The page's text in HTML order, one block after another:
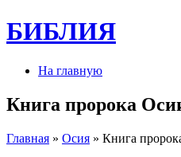
БИБЛИЯ
На главную
Книга пророка
Главная » Осия » Книга